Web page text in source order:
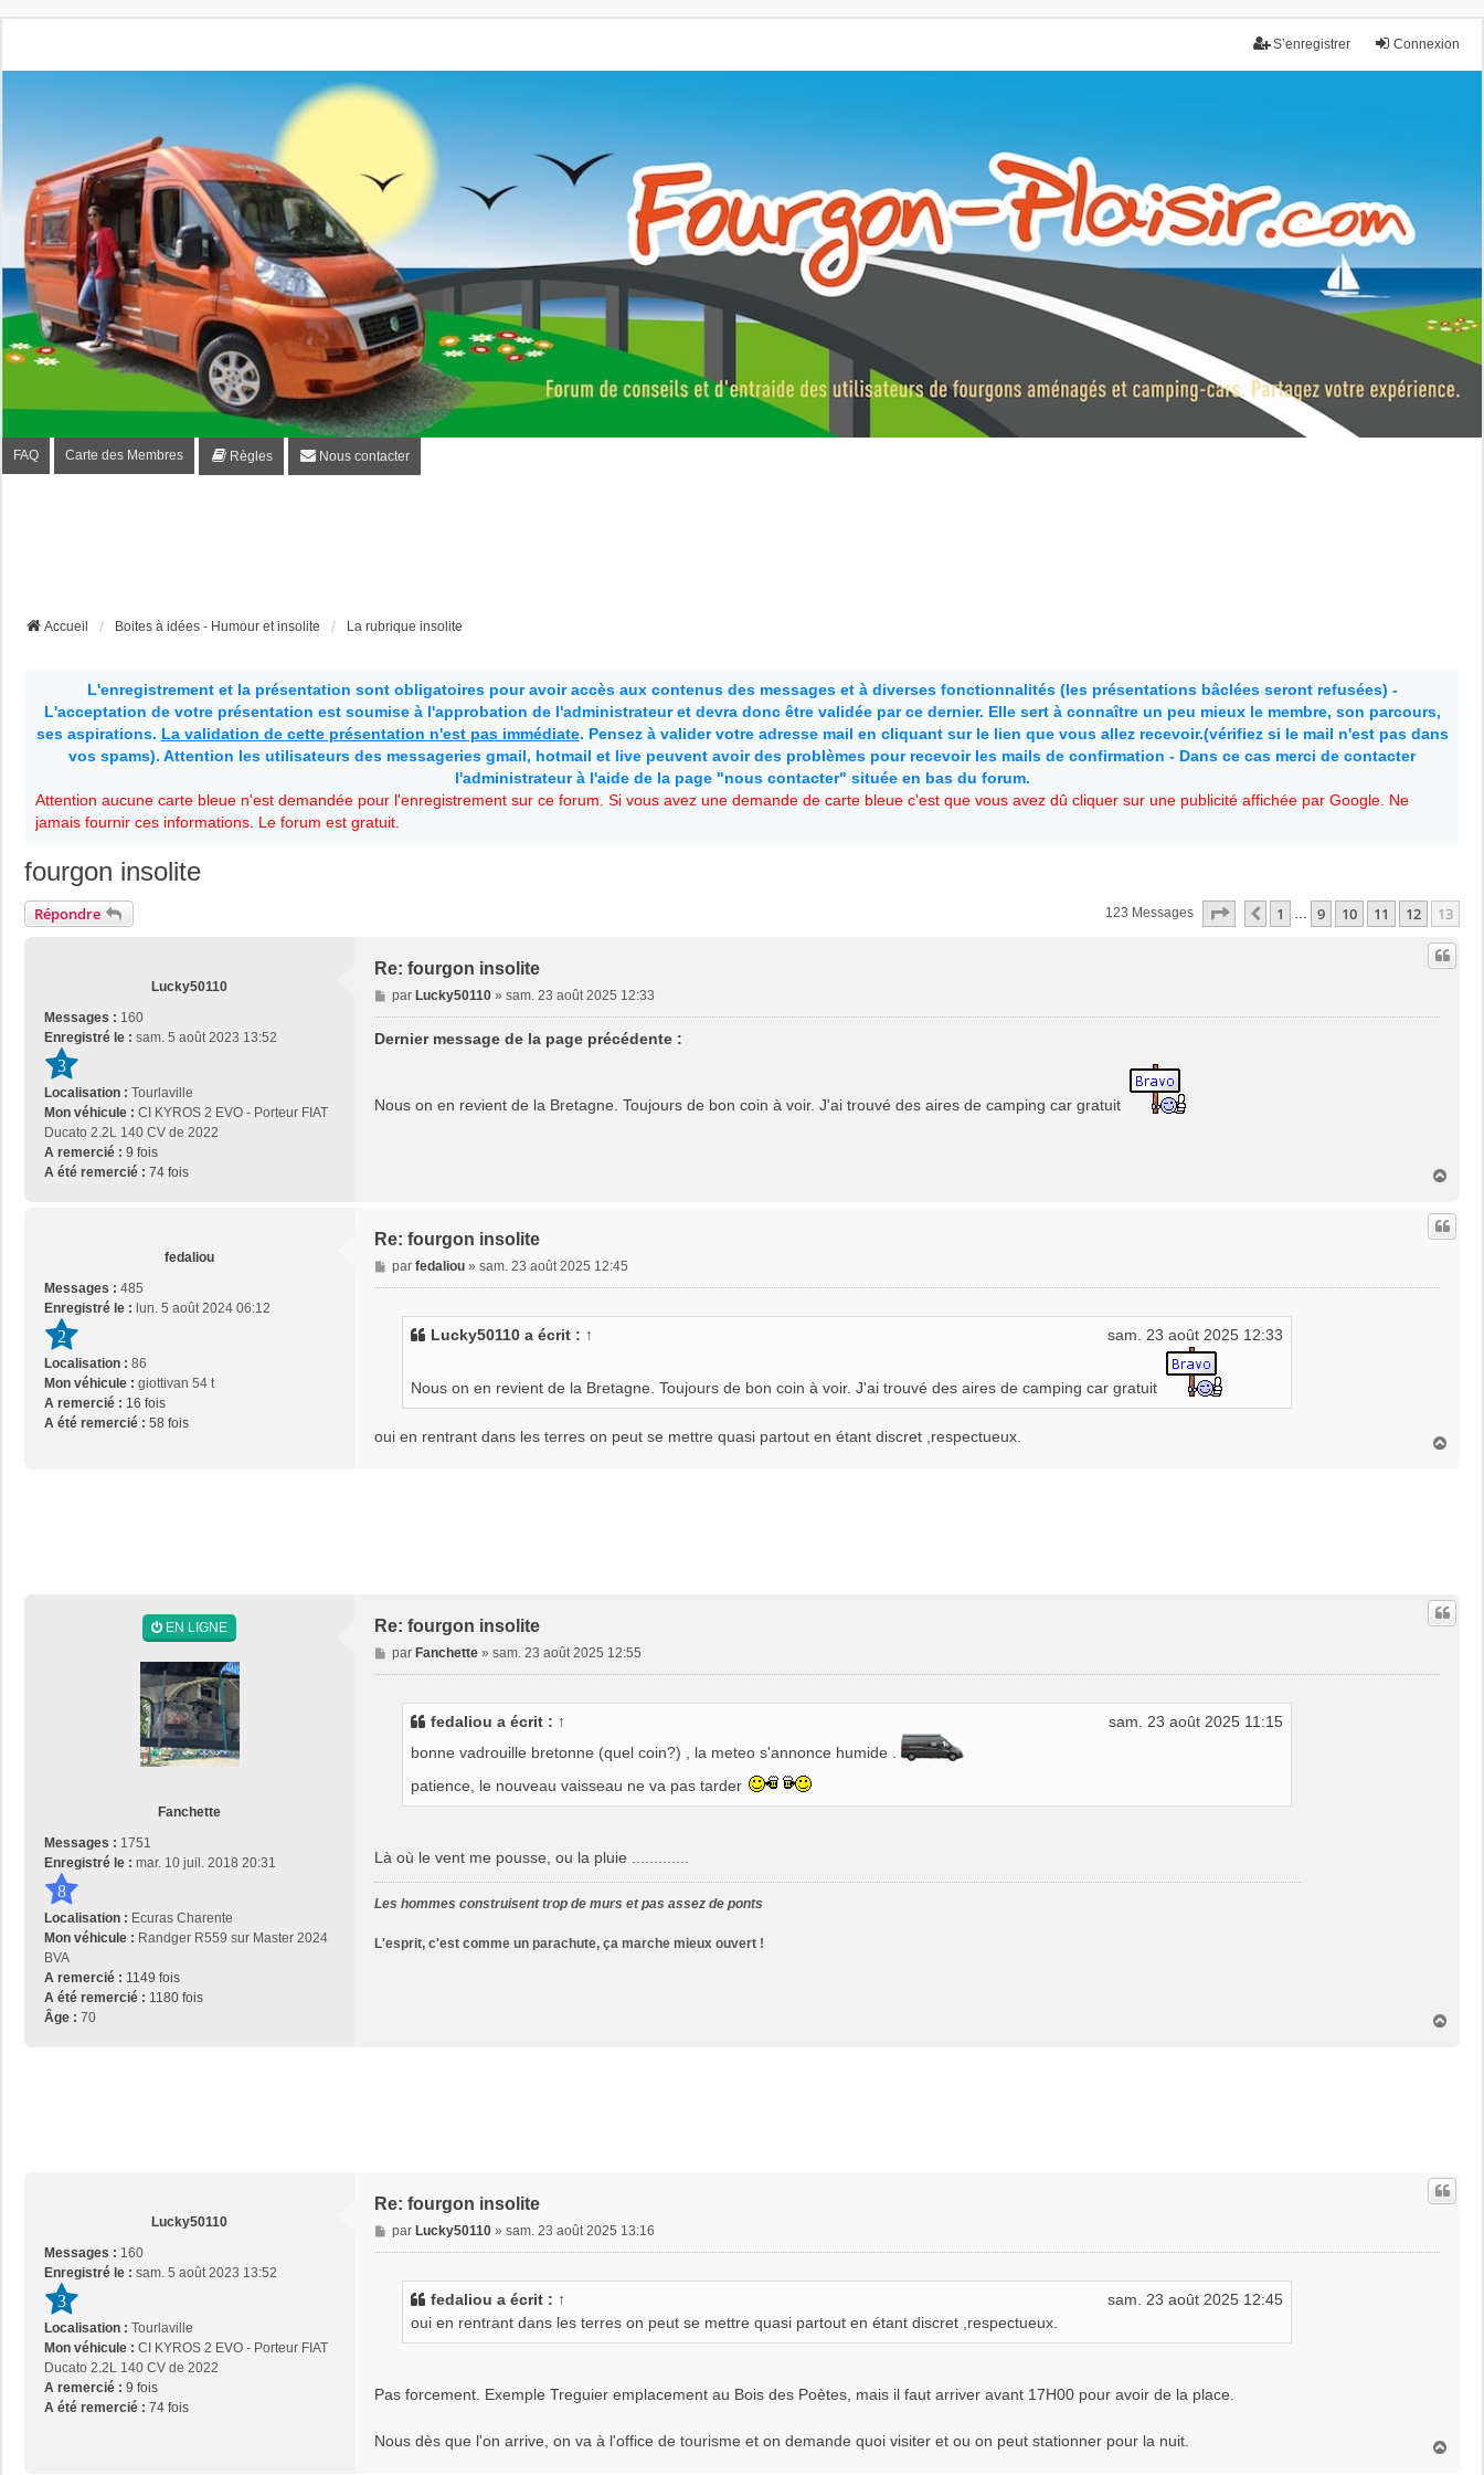
Connexion
S’enregistrer
Fourgon-plaisir.com
Forum de conseils et d'entraide des utilisateurs de fourgons, fourgons aménagés, vans et de camping-car. Partagez votre expérience.
FAQ Carte des Membres Règles Nous contacter
Accueil Boites à idées - Humour et insolite La rubrique insolite
L'enregistrement et la présentation sont obligatoires pour avoir accès aux contenus des messages et à diverses fonctionnalités (les présentations bâclées seront refusées) -
L'acceptation de votre présentation est soumise à l'approbation de l'administrateur et devra donc être validée par ce dernier. Elle sert à connaître un peu mieux le membre, son parcours,
ses aspirations. La validation de cette présentation n'est pas immédiate. Pensez à valider votre adresse mail en cliquant sur le lien que vous allez recevoir.(vérifiez si le mail n'est pas dans
vos spams). Attention les utilisateurs des messageries gmail, hotmail et live peuvent avoir des problèmes pour recevoir les mails de confirmation - Dans ce cas merci de contacter
l'administrateur à l'aide de la page "nous contacter" située en bas du forum.
Attention aucune carte bleue n'est demandée pour l'enregistrement sur ce forum. Si vous avez une demande de carte bleue c'est que vous avez dû cliquer sur une publicité affichée par Google. Ne
jamais fournir ces informations. Le forum est gratuit.
fourgon insolite
Répondre 123 Messages Page 13 Sur 13
Précédente
1 9 10 11 12 13
Lucky50110
Messages : 160
Enregistré le : sam. 5 août 2023 13:52
3
Localisation : Tourlaville
Mon véhicule : CI KYROS 2 EVO - Porteur FIAT
Ducato 2.2L 140 CV de 2022
A remercié : 9 fois
A été remercié : 74 fois
Re: fourgon insolite
M
e
s
e
par Lucky50110» sam. 23 août 2025 12:33
Dernier message de la page précédente :
Nous on en revient de la Bretagne. Toujours de bon coin à voir. J'ai trouvé des aires de camping car gratuit
u
fedaliou
Messages : 485
Enregistré le : lun. 5 août 2024 06:12
2
Localisation : 86
Mon véhicule : giottivan 54 t
A remercié : 16 fois
A été remercié : 58 fois
Re: fourgon insolite
M
e
par fedaliou» sam. 23 août 2025 12:45
Lucky50110 a écrit : ↑ sam. 23 août 2025 12:33
Nous on en revient de la Bretagne. Toujours de bon coin à voir. J'ai trouvé des aires de camping car gratuit
oui en rentrant dans les terres on peut se mettre quasi partout en étant discret ,respectueux.
EN LIGNE
Fanchette
Messages : 1751
Enregistré le : mar. 10 juil. 2018 20:31
8
Localisation : Ecuras Charente
Mon véhicule : Randger R559 sur Master 2024
BVA
A remercié : 1149 fois
A été remercié : 1180 fois
Âge : 70
Re: fourgon insolite
M
e
par Fanchette» sam. 23 août 2025 12:55
fedaliou a écrit : ↑
sam. 23 août 2025 11:15
bonne vadrouille bretonne (quel coin?) , la meteo s'annonce humide .
patience, le nouveau vaisseau ne va pas tarder
Là où le vent me pousse, ou la pluie .............
Les hommes construisent trop de murs et pas assez de ponts
L'esprit, c'est comme un parachute, ça marche mieux ouvert !
Lucky50110
Messages : 160
Enregistré le : sam. 5 août 2023 13:52
3
Localisation : Tourlaville
Mon véhicule : CI KYROS 2 EVO - Porteur FIAT
Ducato 2.2L 140 CV de 2022
A remercié : 9 fois
A été remercié : 74 fois
Re: fourgon insolite
M
e
par Lucky50110» sam. 23 août 2025 13:16
fedaliou a écrit : ↑
sam. 23 août 2025 12:45
oui en rentrant dans les terres on peut se mettre quasi partout en étant discret ,respectueux.
Pas forcement. Exemple Treguier emplacement au Bois des Poètes, mais il faut arriver avant 17H00 pour avoir de la place.
Nous dès que l'on arrive, on va à l'office de tourisme et on demande quoi visiter et ou on peut stationner pour la nuit.